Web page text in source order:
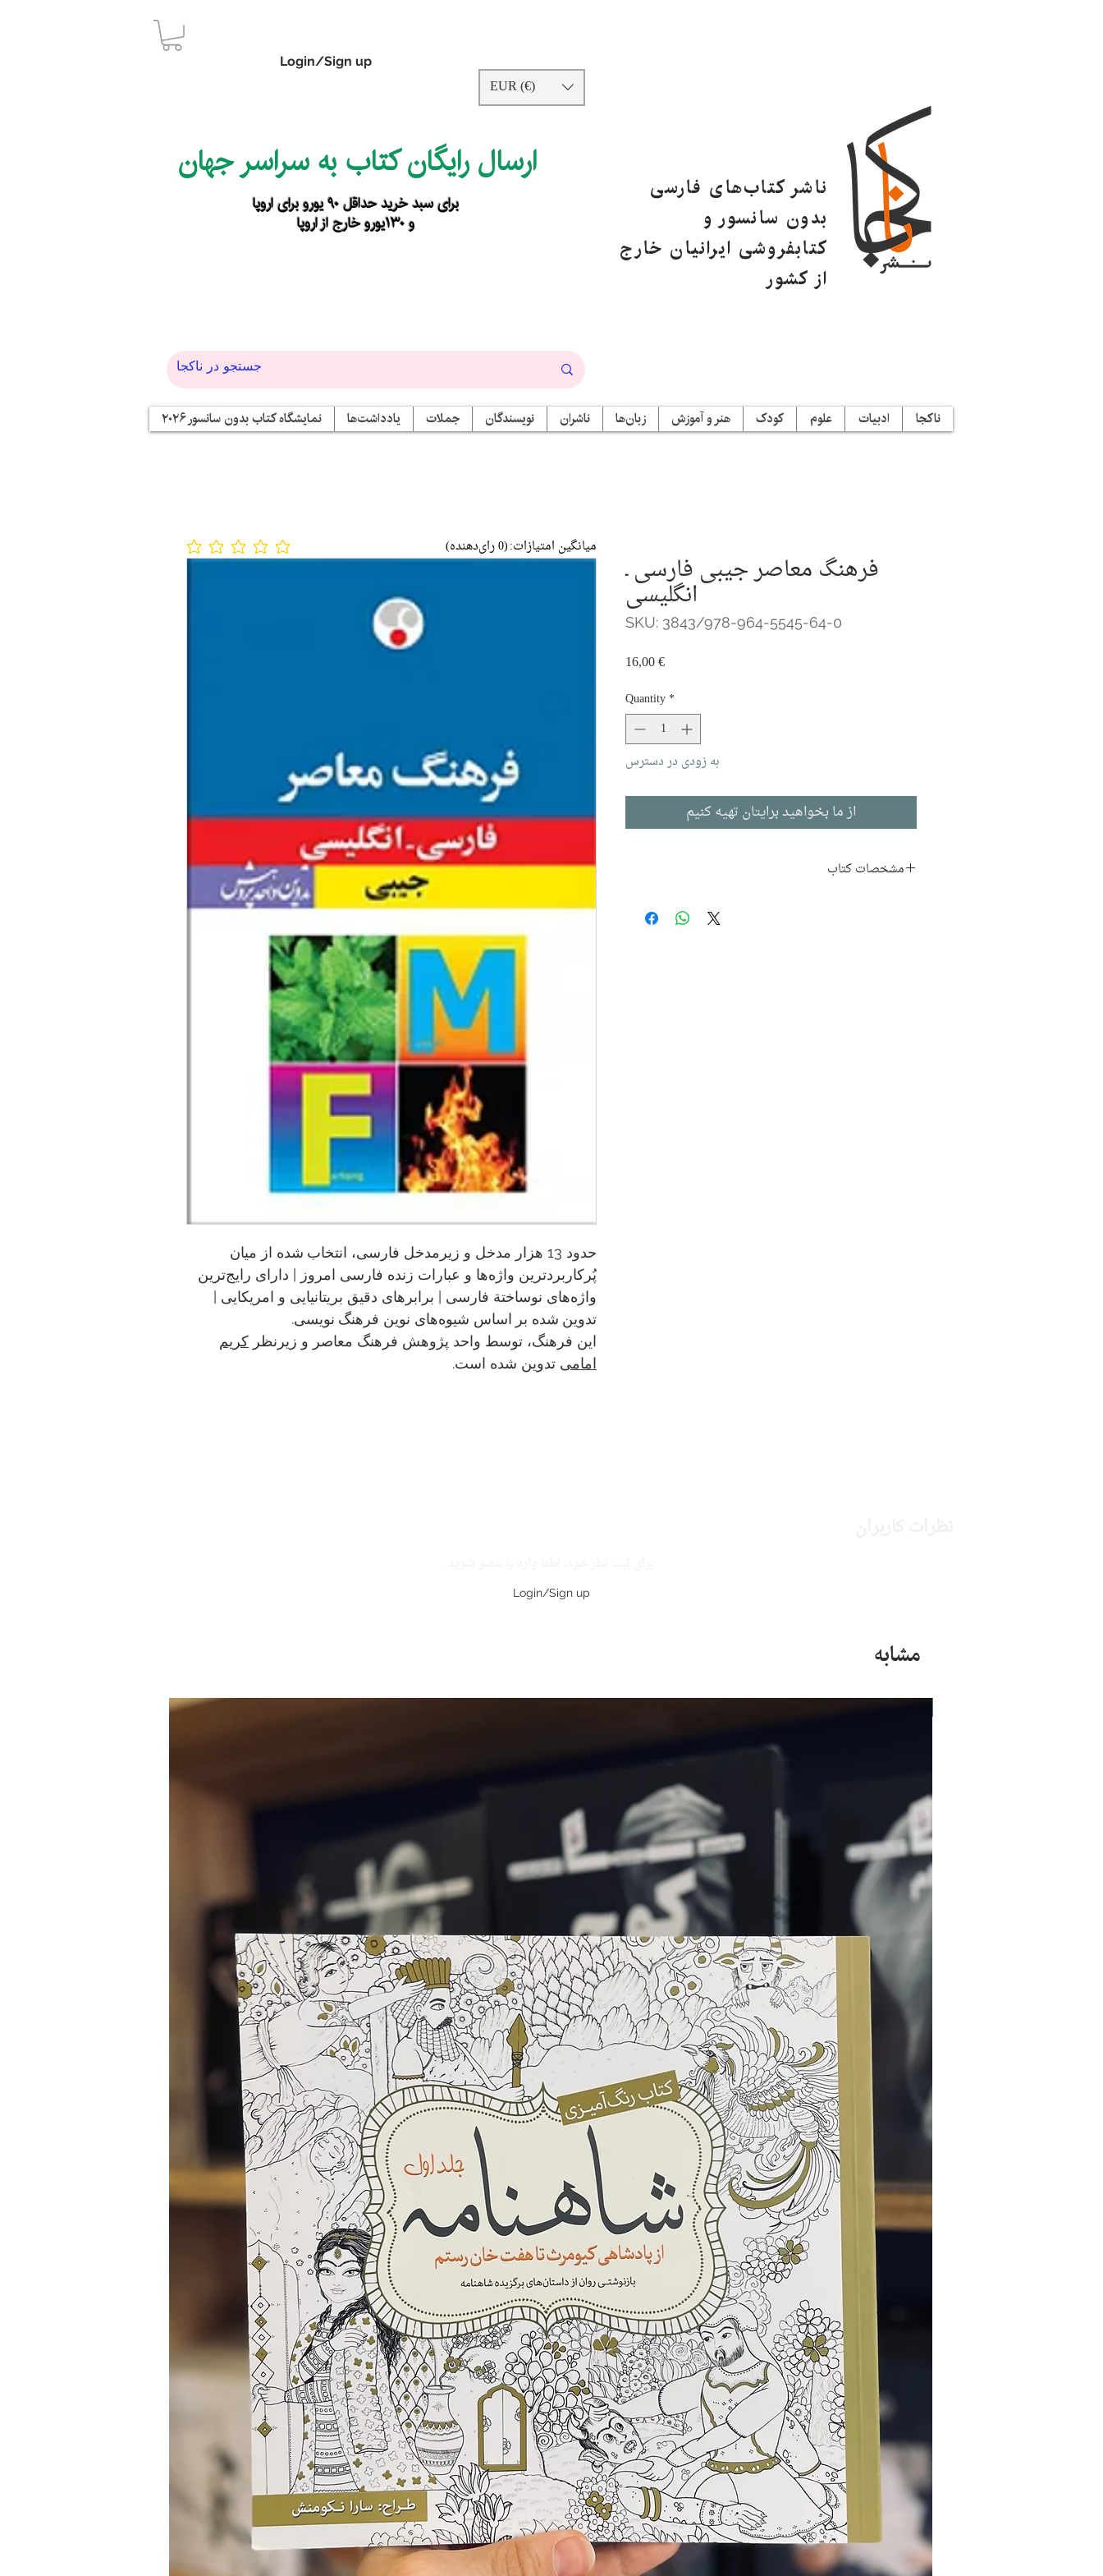
Login/Sign up
EUR (€)
ارسال رایگان کتاب به سراسر جهان
برای سبد خرید حداقل ۹۰ یورو برای اروپا
و ۱۳۰یورو خارج از اروپا
ناشر کتاب‌های فارسی
بدون سانسور و
کتابفروشی ایرانیان خارج
از کشور
ناکجا ادبیات علوم کودک هنر و آموزش زبان‌ها ناشران نویسندگان جملات یادداشت‌ها نمایشگاه کتاب بدون سانسور ۲۰۲۶
حدود 13 هزار مدخل و زیر‌مدخل فارسی، انتخاب شده از میان
پُرکاربردترین واژه‌ها و عبارات زنده فارسی امروز | دارای رایج‌ترین
واژه‌های نوساختة فارسی | برابرهای دقیق بریتانیایی و امریکایی |
تدوین شده بر اساس شیوه‌های نوین فرهنگ نویسی.
این فرهنگ، توسط واحد پژوهش فرهنگ معاصر و زیرنظر کریم
امامی تدوین شده است.
فرهنگ معاصر جیبی فارسی ـ
انگلیسی
SKU: 3843/978-964-5545-64-0
16,00 €Price
Quantity*
به زودی در دسترس
از ما بخواهید برایتان تهیه کنیم
مشخصات کتاب
No ratings yet میانگین امتیازات:(0 رای‌دهنده)
Login/Sign up
مشابه